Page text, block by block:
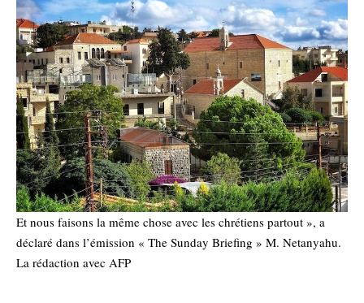
Et nous faisons la même chose avec les chrétiens partout », a
déclaré dans l’émission « The Sunday Briefing » M. Netanyahu.
La rédaction avec AFP